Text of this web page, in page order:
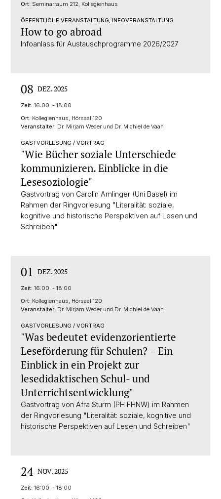
Ort: Seminarraum 212, Kollegienhaus
ÖFFENTLICHE VERANSTALTUNG, INFOVERANSTALTUNG
How to go abroad
Infoanlass für Austauschprogramme 2026/2027
08 DEZ. 2025
Zeit: 16:00 - 18:00
Ort: Kollegienhaus, Hörsaal 120
Veranstalter: Dr. Mirjam Weder und Dr. Michiel de Vaan
GASTVORLESUNG / VORTRAG
"Wie Bücher soziale Unterschiede
kommunizieren. Einblicke in die
Lesesoziologie"
Gastvortrag von Carolin Amlinger (Uni Basel) im
Rahmen der Ringvorlesung "Literalität: soziale,
kognitive und historische Perspektiven auf Lesen und
Schreiben"
01 DEZ. 2025
Zeit: 16:00 - 18:00
Ort: Kollegienhaus, Hörsaal 120
Veranstalter: Dr. Mirjam Weder und Dr. Michiel de Vaan
GASTVORLESUNG / VORTRAG
"Was bedeutet evidenzorientierte
Leseförderung für Schulen? – Ein
Einblick in ein Projekt zur
lesedidaktischen Schul- und
Unterrichtsentwicklung"
Gastvortrag von Afra Sturm (PH FHNW) im Rahmen
der Ringvorlesung "Literalität: soziale, kognitive und
historische Perspektiven auf Lesen und Schreiben"
24 NOV. 2025
Zeit: 16:00 - 18:00